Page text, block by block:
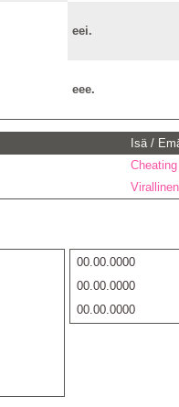
eei.
eee.
Isä /
00.00.0000
00.00.0000
00.00.0000